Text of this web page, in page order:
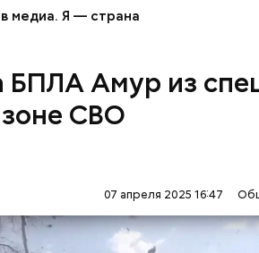
медиа. Я — страна
БПЛА Амур из
СВО
07 апреля 2025 16:47